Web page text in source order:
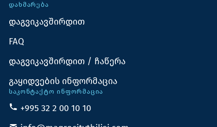
ᲓᲐᲮᲛᲐᲠᲔᲑᲐ
დაგვიკავშირდით
FAQ
დაგვიკავშირდით / ჩაწერა
გაყიდვების ინფორმაცია
ᲡᲐᲙᲝᲜᲢᲐᲥᲢᲝ ᲘᲜᲤᲝᲠᲛᲐᲪᲘᲐ
+995 32 2 00 10 10